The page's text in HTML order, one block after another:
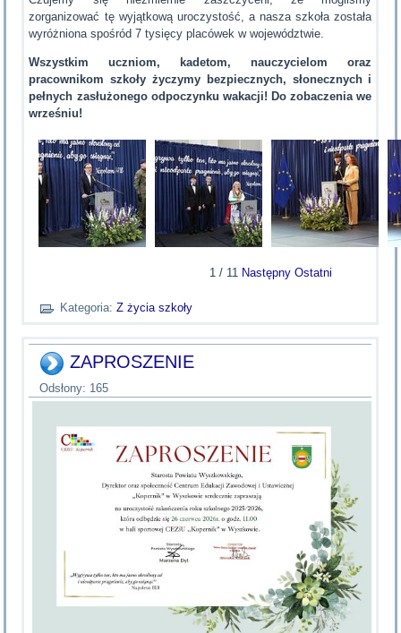
zorganizować tę wyjątkową uroczystość, a nasza szkoła została
wyróżniona spośród 7 tysięcy placówek w województwie.
Wszystkim uczniom, kadetom, nauczycielom oraz
pracownikom szkoły życzymy bezpiecznych, słonecznych i
pełnych zasłużonego odpoczynku wakacji! Do zobaczenia we
wrześniu!
1 / 11 Następny Ostatni
Kategoria:Z życia szkoły
ZAPROSZENIE
Odsłony: 165